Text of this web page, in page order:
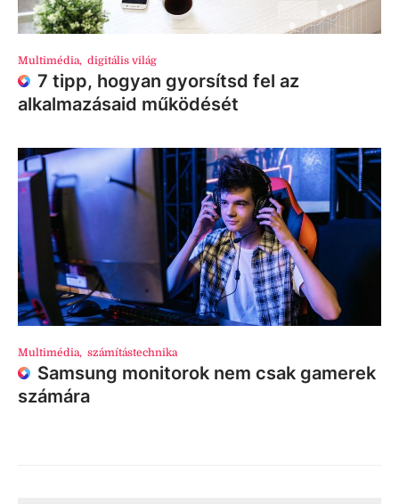
Multimédia, digitális világ
7 tipp, hogyan gyorsítsd fel az
alkalmazásaid működését
Multimédia, számítástechnika
Samsung monitorok nem csak gamerek
számára